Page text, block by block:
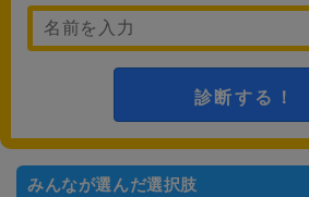
診断する！
みんなが選んだ選択肢